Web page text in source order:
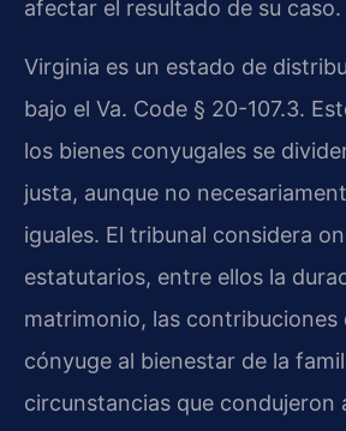
afectar el resultado de su caso.
Virginia es un estado de
bajo el Va. Code § 20-107.3.
los bienes conyugales se
justa, aunque no
iguales. El tribunal considera
estatutarios, entre ellos la
matrimonio, las contribuciones
cónyuge al bienestar de la
circunstancias que condujeron